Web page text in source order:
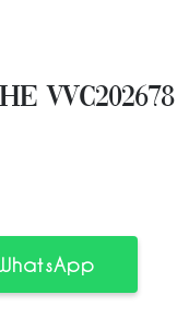
VVC202678